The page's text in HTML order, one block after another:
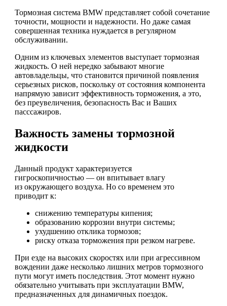
Тормозная система BMW представляет собой сочетание
точности, мощности и надежности. Но даже самая
совершенная техника нуждается в регулярном
обслуживании.
Одним из ключевых элементов выступает тормозная
жидкость. О ней нередко забывают многие
автовладельцы, что становится причиной появления
серьезных рисков, поскольку от состояния компонента
напрямую зависит эффективность торможения, а это,
без преувеличения, безопасность Вас и Ваших
пасссажиров.
Важность замены тормозной
жидкости
Данный продукт характеризуется
гигроскопичностью — он впитывает влагу
из окружающего воздуха. Но со временем это
приводит к:
снижению температуры кипения;
образованию коррозии внутри системы;
ухудшению отклика тормозов;
риску отказа торможения при резком нагреве.
При езде на высоких скоростях или при агрессивном
вождении даже несколько лишних метров тормозного
пути могут иметь последствия. Этот момент нужно
обязательно учитывать при эксплуатации BMW,
предназначенных для динамичных поездок.